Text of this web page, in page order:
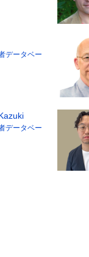
データベー
データベー